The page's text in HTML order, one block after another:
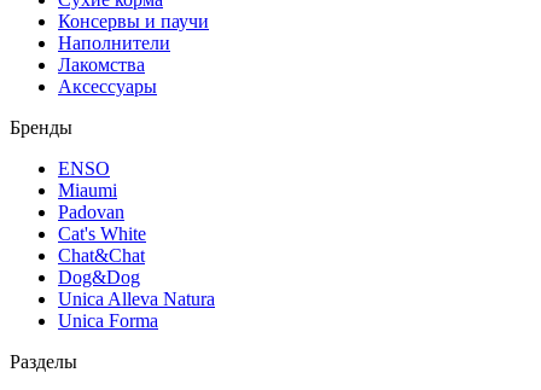
Консервы и паучи
Наполнители
Лакомства
Аксессуары
Бренды
ENSO
Miaumi
Padovan
Cat's White
Chat&Chat
Dog&Dog
Unica Alleva Natura
Unica Forma
Разделы